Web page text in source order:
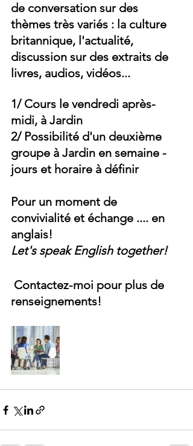
de conversation sur des
thèmes très variés : la culture
britannique, l'actualité,
discussion sur des extraits de
livres, audios, vidéos...
1/ Cours le vendredi après-
midi, à Jardin
2/ Possibilité d'un deuxième
groupe à Jardin en semaine -
jours et horaire à définir
Pour un moment de
convivialité et échange .... en
anglais!
Let's speak English together!
renseignements!